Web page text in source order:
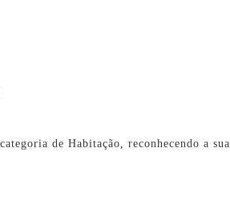
de Habitação, reconhecendo a sua